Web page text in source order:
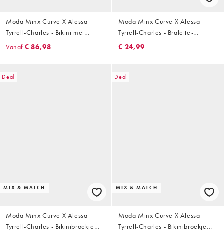
Moda Minx Curve X Alessa
Tyrrell-Charles - Bikini met
hardware-detail in zwart
Vanaf € 86,98
Moda Minx Curve X Alessa
Tyrrell-Charles - Bralette-
bikinitopje met glitter in
€ 24,99
Deal
MIX & MATCH
Moda Minx Curve X Alessa
Tyrrell-Charles - Bikinibroekje
Deal
MIX & MATCH
Moda Minx Curve X Alessa
Tyrrell-Charles - Bikinibroekje